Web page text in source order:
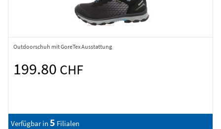
Outdoorschuh mit GoreTex Ausstattung
199.80 CHF
Verfügbar in 5 Filialen